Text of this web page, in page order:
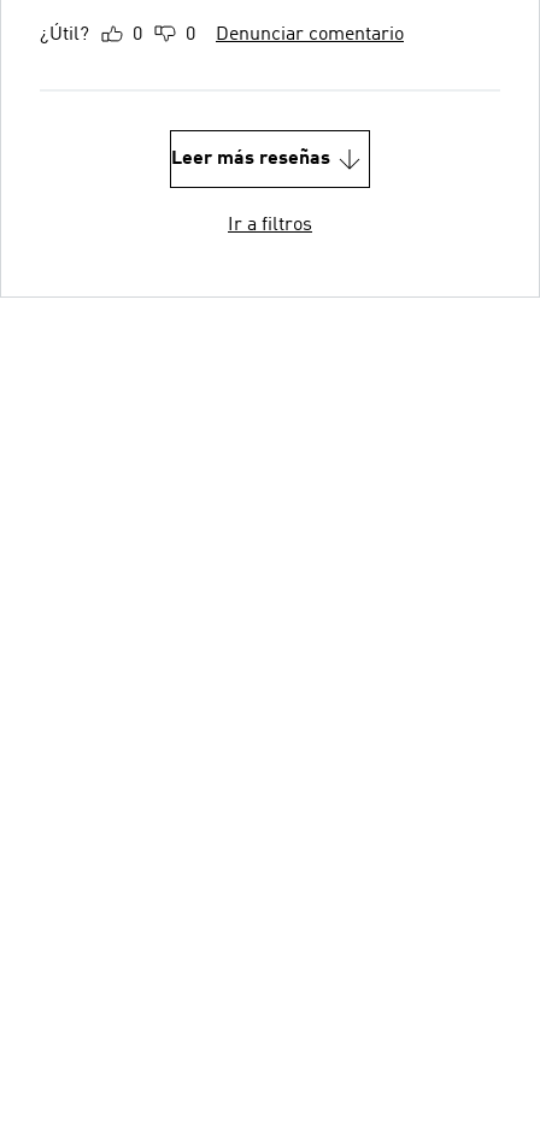
¿Útil? 0 0 Denunciar comentario
Leer más reseñas
Ir a filtros